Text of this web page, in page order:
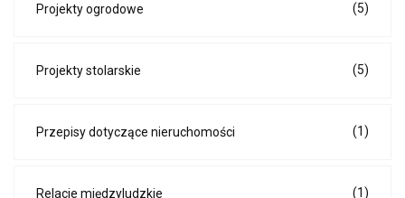
Projekty ogrodowe (5)
Projekty stolarskie (5)
Przepisy dotyczące nieruchomości (1)
Relacje międzyludzkie (1)